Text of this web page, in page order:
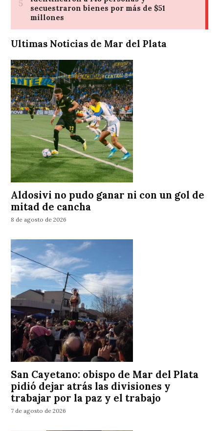
Ultimas Noticias de Mar del Plata
Aldosivi no pudo ganar ni con un gol de
mitad de cancha
8 de agosto de 2026
San Cayetano: obispo de Mar del Plata
pidió dejar atrás las divisiones y
trabajar por la paz y el trabajo
7 de agosto de 2026